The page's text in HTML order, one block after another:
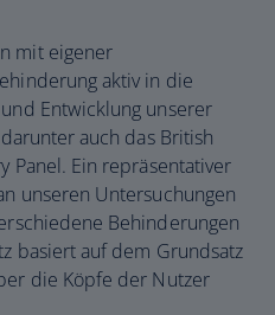
mit eigener
aktiv in die
Entwicklung unserer
auch das British
Panel. Ein repräsentativer
unseren Untersuchungen
Behinderungen
basiert auf dem Grundsatz
die Köpfe der Nutzer